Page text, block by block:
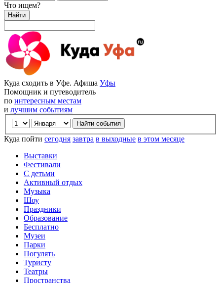
Что ищем?
Найти
Куда сходить в Уфе. Афиша Уфы
Помощник и путеводитель
по интересным местам
и лучшим событиям
Куда пойти сегодня завтра в выходные в этом месяце
Выставки
Фестивали
С детьми
Активный отдых
Музыка
Шоу
Праздники
Образование
Бесплатно
Музеи
Парки
Погулять
Туристу
Театры
Пространства